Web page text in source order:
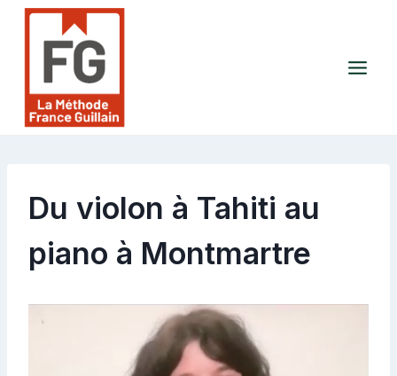
Aller
contenu
Du violon à Tahiti au
piano à Montmartre